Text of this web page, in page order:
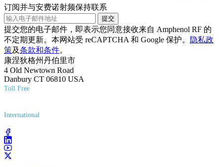
订阅并与安费诺射频保持联系
提交
提交您的电子邮件，即表示您同意接收来自 Amphenol RF 的
不定期更新。本网站受 reCAPTCHA 和 Google 保护。
隐私政
策及条款和条件。
康涅狄格州丹伯里市
4 Old Newtown Road
Danbury CT 06810 USA
Toll Free
International